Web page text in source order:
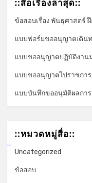
::สื่อเรื่องล่าสุด::
ข้อสอบเรื่อง พันธุศาสตร์
แบบฟอร์มขออนุญาตเดินท
แบบขออนุญาตปฏิบัติงาน
แบบขออนุญาตไปราชกา
แบบบันทึกขออนุมัติผลการ
::หมวดหมู่สื่อ::
Uncategorized
ข้อสอบ